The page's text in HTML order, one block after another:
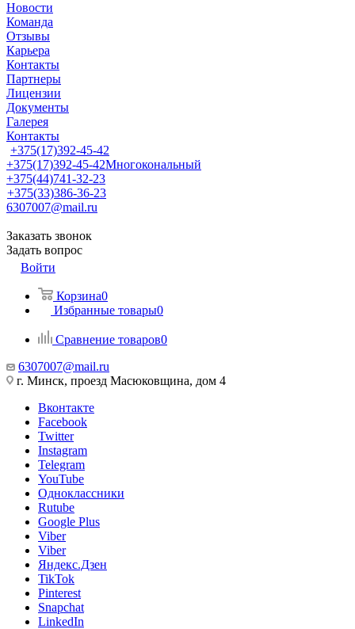
Новости
Команда
Отзывы
Карьера
Контакты
Партнеры
Лицензии
Документы
Галерея
Контакты
+375(17)392-45-42
+375(17)392-45-42Многокональный
+375(44)741-32-23
+375(33)386-36-23
6307007@mail.ru
Заказать звонок
Задать вопрос
Войти
Корзина0
Избранные товары0
Сравнение товаров0
6307007@mail.ru
г. Минск, проезд Масюковщина, дом 4
Вконтакте
Facebook
Twitter
Instagram
Telegram
YouTube
Одноклассники
Rutube
Google Plus
Viber
Viber
Яндекс.Дзен
TikTok
Pinterest
Snapchat
LinkedIn